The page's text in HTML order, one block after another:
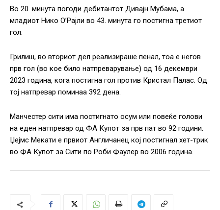
Во 20. минута погоди дебитантот Дивајн Мубама, а
младиот Нико О’Рајли во 43. минута го постигна третиот
гол.
Грилиш, во вториот дел реализираше пенал, тоа е негов
прв гол (во кое било натпреварување) од 16 декември
2023 година, кога постигна гол против Кристал Палас. Од
тој натпревар поминаа 392 дена.
Манчестер сити има постигнато осум или повеќе голови
на еден натпревар од ФА Купот за прв пат во 92 години.
Џејмс Мекати е првиот Англичанец кој постигнал хет-трик
во ФА Купот за Сити по Роби Фаулер во 2006 година.